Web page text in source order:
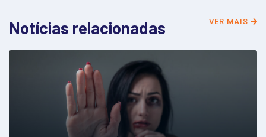
Notícias relacionadas VER MAIS